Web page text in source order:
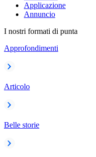
Applicazione
Annuncio
I nostri formati di punta
Approfondimenti
Articolo
Belle storie